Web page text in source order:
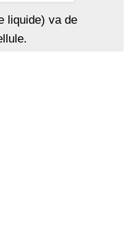
liquide) va de